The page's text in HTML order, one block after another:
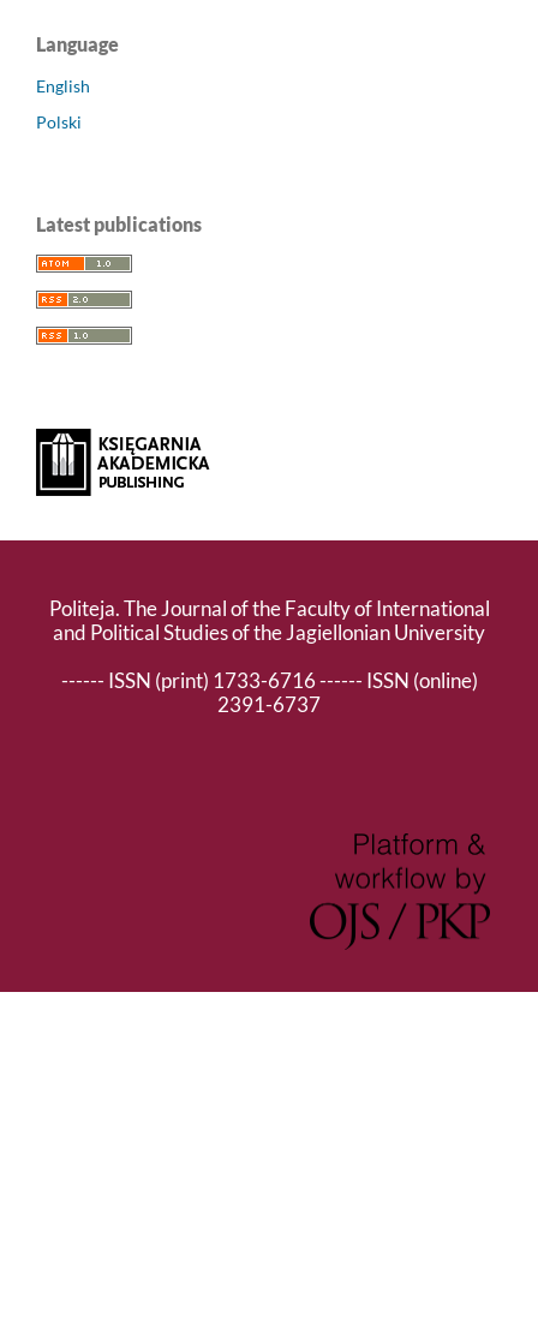
Language
English
Polski
Latest publications
Politeja. The Journal of the Faculty of International
and Political Studies of the Jagiellonian University
------ ISSN (print) 1733-6716 ------ ISSN (online)
2391-6737